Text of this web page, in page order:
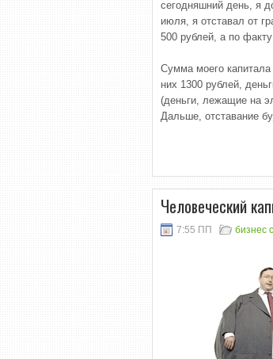
сегодняшний день, я
июля, я отставал от
500 рублей, а по
Сумма моего
них 1300 рублей,
(деньги, лежащие на
Дальше, отставание
Человеческий
7:55 ПП бизнес